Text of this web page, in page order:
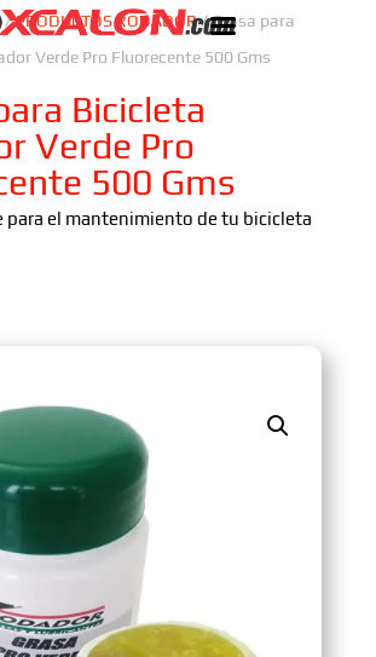
/PRODUCTOS RODADOR/ Grasa para
Verde Pro Fluorecente 500 Gms
Bicicleta
Verde Pro
500 Gms
para el mantenimiento de tu bicicleta